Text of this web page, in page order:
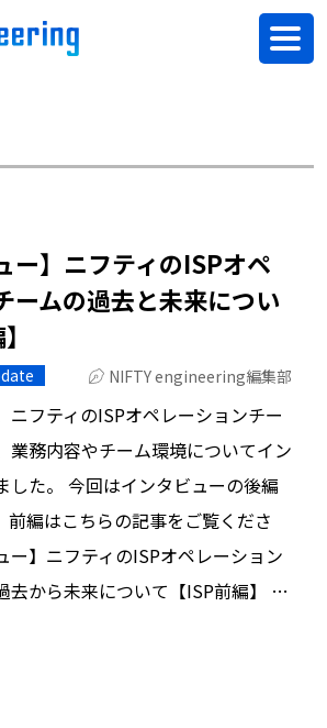
ー】ニフティのISPオペ
ームの過去と未来につい
NIFTY engineering編集部
ニフティのISPオペレーションチー
業務内容やチーム環境についてイン
した。 今回はインタビューの後編
前編はこちらの記事をご覧くださ
ー】ニフティのISPオペレーション
去から未来について【ISP前編】 …